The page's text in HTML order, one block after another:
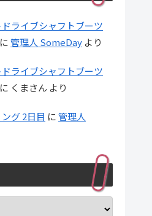
ドライブシャフトブーツ
に管理人 SomeDay より
ドライブシャフトブーツ
に くまさん より
グ 2日目 に管理人